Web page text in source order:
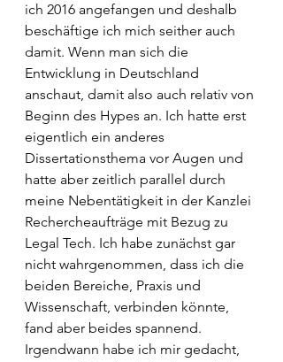
ich 2016 angefangen und deshalb
beschäftige ich mich seither auch
damit. Wenn man sich die
Entwicklung in Deutschland
anschaut, damit also auch relativ von
Beginn des Hypes an. Ich hatte erst
eigentlich ein anderes
Dissertationsthema vor Augen und
hatte aber zeitlich parallel durch
meine Nebentätigkeit in der Kanzlei
Rechercheaufträge mit Bezug zu
Legal Tech. Ich habe zunächst gar
nicht wahrgenommen, dass ich die
beiden Bereiche, Praxis und
Wissenschaft, verbinden könnte,
fand aber beides spannend.
Irgendwann habe ich mir gedacht,